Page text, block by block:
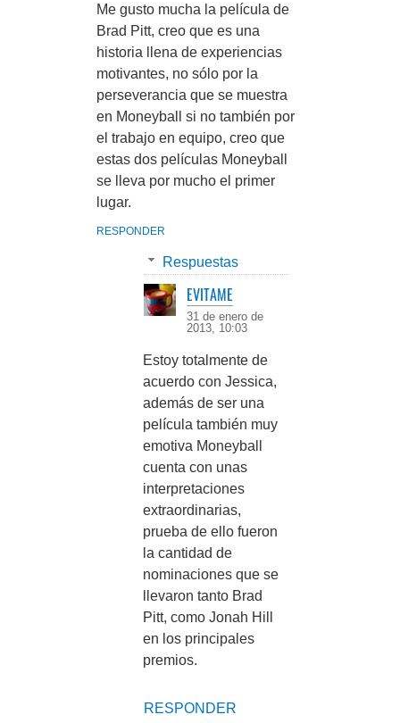
Me gusto mucha la película de
Brad Pitt, creo que es una
historia llena de experiencias
motivantes, no sólo por la
perseverancia que se muestra
en Moneyball si no también por
el trabajo en equipo, creo que
estas dos películas Moneyball
se lleva por mucho el primer
lugar.
RESPONDER
Respuestas
EVITAME
31 de enero de
2013, 10:03
Estoy totalmente de
acuerdo con Jessica,
además de ser una
película también muy
emotiva Moneyball
cuenta con unas
interpretaciones
extraordinarias,
prueba de ello fueron
la cantidad de
nominaciones que se
llevaron tanto Brad
Pitt, como Jonah Hill
en los principales
premios.
RESPONDER